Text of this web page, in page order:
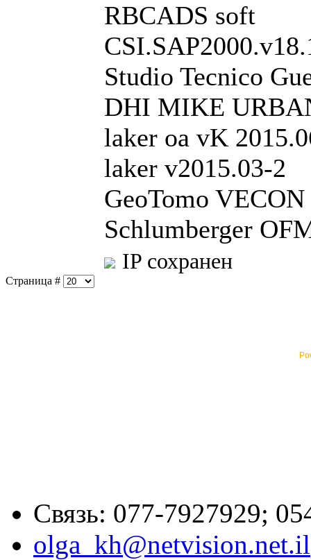
RBCADS soft
Studio Tecnico
DHI MIKE
laker oa vK
laker v2015.03-2
GeoTomo
Schlumberger
IP сохранен
Страница #
Связь: 077-7927929;
olga_kh@netvision.net.il